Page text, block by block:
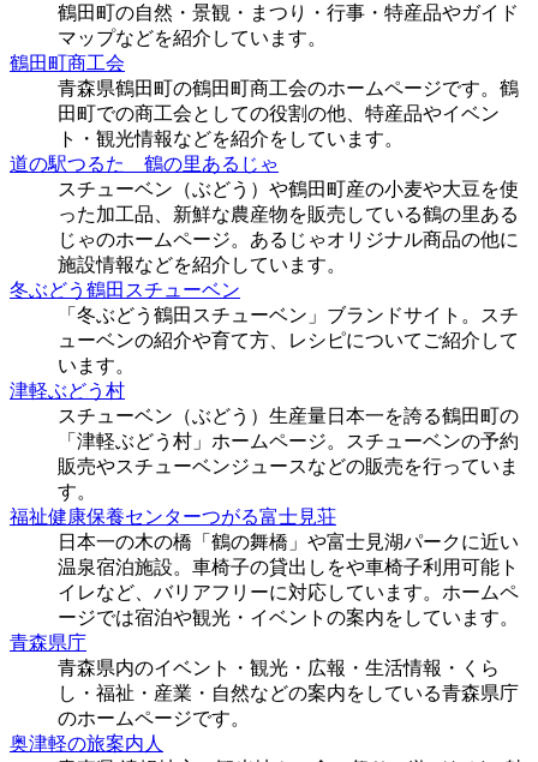
鶴田町の自然・景観・まつり・行事・特産品やガイド
マップなどを紹介しています。
鶴田町商工会
青森県鶴田町の鶴田町商工会のホームページです。鶴
田町での商工会としての役割の他、特産品やイベン
ト・観光情報などを紹介をしています。
道の駅つるた 鶴の里あるじゃ
スチューベン（ぶどう）や鶴田町産の小麦や大豆を使
った加工品、新鮮な農産物を販売している鶴の里ある
じゃのホームページ。あるじゃオリジナル商品の他に
施設情報などを紹介しています。
冬ぶどう鶴田スチューベン
「冬ぶどう鶴田スチューベン」ブランドサイト。スチ
ューベンの紹介や育て方、レシピについてご紹介して
います。
津軽ぶどう村
スチューベン（ぶどう）生産量日本一を誇る鶴田町の
「津軽ぶどう村」ホームページ。スチューベンの予約
販売やスチューベンジュースなどの販売を行っていま
す。
福祉健康保養センターつがる富士見荘
日本一の木の橋「鶴の舞橋」や富士見湖パークに近い
温泉宿泊施設。車椅子の貸出しをや車椅子利用可能ト
イレなど、バリアフリーに対応しています。ホームペ
ージでは宿泊や観光・イベントの案内をしています。
青森県庁
青森県内のイベント・観光・広報・生活情報・くら
し・福祉・産業・自然などの案内をしている青森県庁
のホームページです。
奥津軽の旅案内人